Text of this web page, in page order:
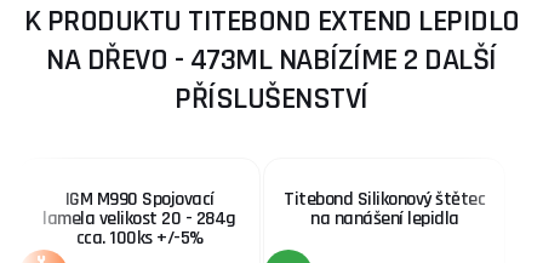
K PRODUKTU TITEBOND EXTEND LEPIDLO
NA DŘEVO - 473ML NABÍZÍME 2 DALŠÍ
PŘÍSLUŠENSTVÍ
IGM M990 Spojovací
lamela velikost 20 - 284g
cca. 100ks +/-5%
Titebond Silikonový štětec
na nanášení lepidla